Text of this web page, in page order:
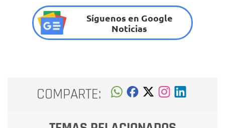
Síguenos en Google
Noticias
COMPARTE: